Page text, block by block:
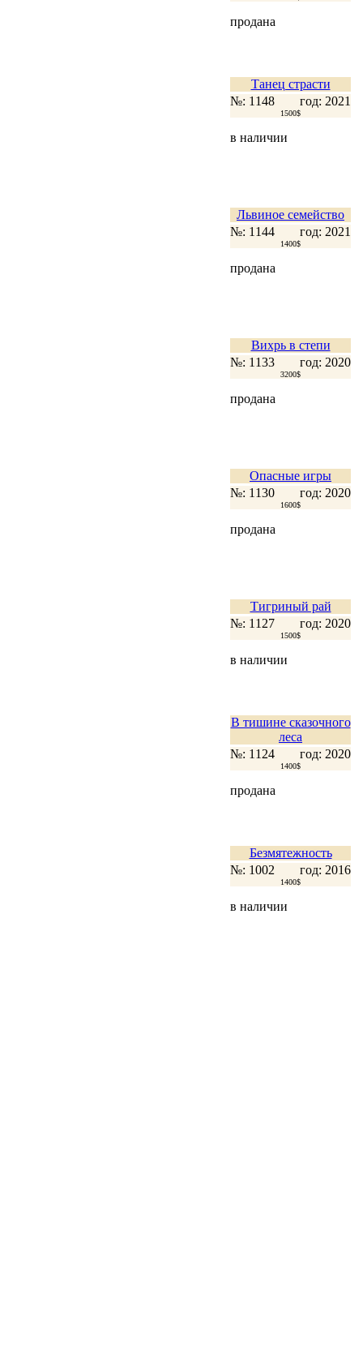
продана
Танец страсти
№: 1148
год: 2021
1500$
в наличии
Львиное семейство
№: 1144
год: 2021
1400$
продана
Вихрь в степи
№: 1133
год: 2020
3200$
продана
Опасные игры
№: 1130
год: 2020
1600$
продана
Тигриный рай
№: 1127
год: 2020
1500$
в наличии
В тишине сказочного
леса
№: 1124
год: 2020
1400$
продана
Безмятежность
№: 1002
год: 2016
1400$
в наличии